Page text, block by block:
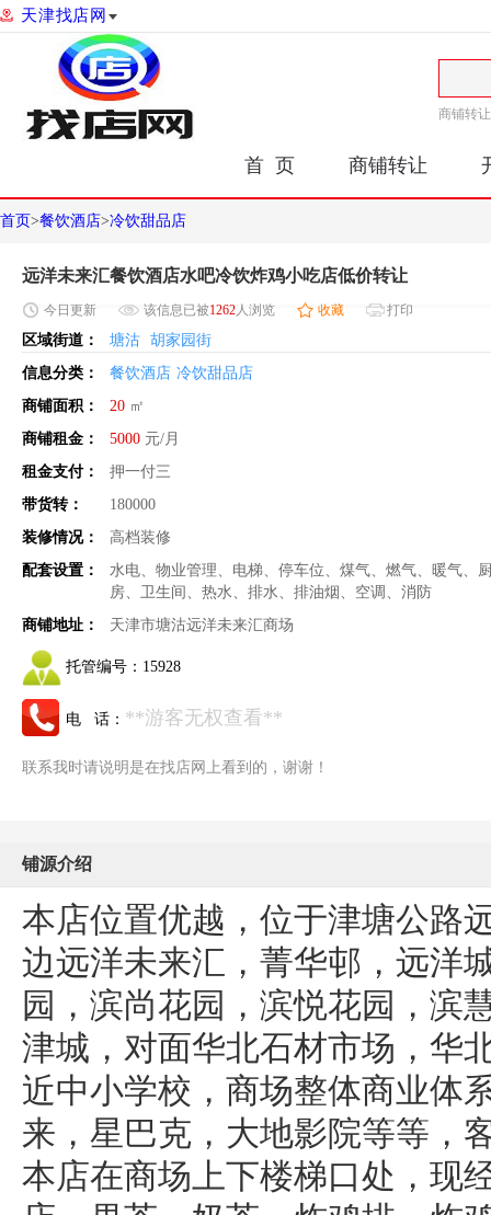
天津找店网
商铺转让
首 页 商铺转让
首页>餐饮酒店>冷饮甜品店
远洋未来汇餐饮酒店水吧冷饮炸鸡小吃店低价转让
今日 更新 该信息已被1262人浏览 收藏 打印
区域街道： 塘沽 胡家园街
信息分类：
餐饮酒店 冷饮甜品店
商铺面积：
20 ㎡
商铺租金：
5000 元/月
租金支付：
押一付三
带货转：
180000
装修情况：
高档装修
配套设置：
水电、物业管理、电梯、停车位、煤气、燃气、暖气、
房、卫生间、热水、排水、排油烟、空调、消防
商铺地址：
天津市塘沽远洋未来汇商场
托管编号： 15928
电 话： **游客无权查看**
联系我时请说明是在找店网上看到的，谢谢！
铺源介绍
本店位置优越，位于津塘公路
边远洋未来汇，菁华邨，远洋
园，滨尚花园，滨悦花园，滨
津城，对面华北石材市场，华
近中小学校，商场整体商业体
来，星巴克，大地影院等等，
本店在商场上下楼梯口处，现